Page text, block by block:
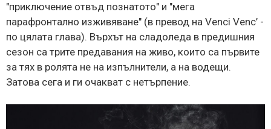
"приключение отвъд познатото" и "мега
парафронтално изживяване" (в превод на Venci Venc’ -
по цялата глава). Върхът на сладоледа в предишния
сезон са трите предавания на живо, които са първите
за тях в ролята не на изпълнители, а на водещи.
Затова сега и ги очакват с нетърпение.